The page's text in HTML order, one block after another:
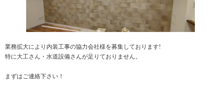
業務拡大により内装工事の協力会社様を募集しております!
特に大工さん・水道設備さんが足りておりません。
まずはご連絡下さい！